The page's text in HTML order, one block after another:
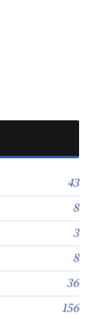
43
8
3
8
36
156